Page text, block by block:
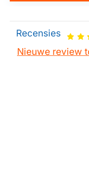
Recensies
Nieuwe review